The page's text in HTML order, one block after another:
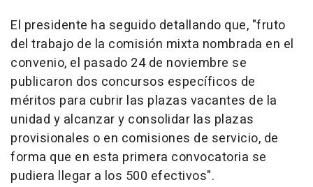
El presidente ha seguido detallando que, "fruto
del trabajo de la comisión mixta nombrada en el
convenio, el pasado 24 de noviembre se
publicaron dos concursos específicos de
méritos para cubrir las plazas vacantes de la
unidad y alcanzar y consolidar las plazas
provisionales o en comisiones de servicio, de
forma que en esta primera convocatoria se
pudiera llegar a los 500 efectivos".